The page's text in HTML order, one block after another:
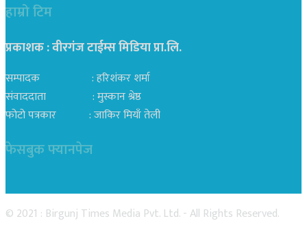
हाम्रो टिम
प्रकाशक : वीरगंज टाईम्स मिडिया प्रा‍.लि.
सम्पादक : हरिशंकर शर्मा
संवाददाता : मुस्कान श्रेष्ठ
फोटो पत्रकार : जाकिर मियाँ तेली
फेसबुक फ्यानपेज
© 2021 : Birgunj Times Media Pvt. Ltd. - All Rights Reserved.